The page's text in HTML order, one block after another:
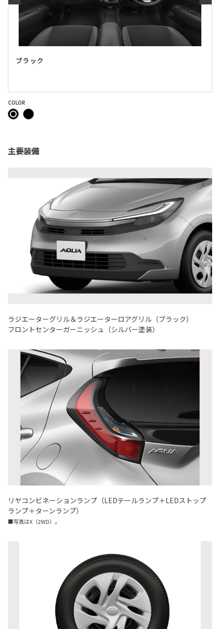
ブラック
COLOR
主要装備
ラジエーターグリル＆ラジエーターロアグリル（ブラック）
フロントセンターガーニッシュ（シルバー塗装）
リヤコンビネーションランプ（LEDテールランプ＋LEDストップ
ランプ＋ターンランプ）
■写真はX（2WD）。